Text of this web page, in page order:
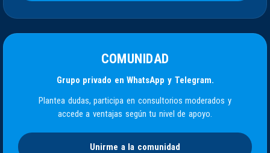
COMUNIDAD
Grupo privado en WhatsApp y Telegram.
Plantea dudas, participa en consultorios moderados y
accede a ventajas según tu nivel de apoyo.
Unirme a la comunidad